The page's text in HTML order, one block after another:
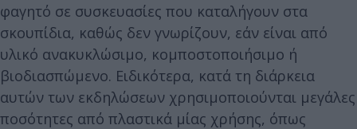
φαγητό σε συσκευασίες που καταλήγουν στα
σκουπίδια, καθώς δεν γνωρίζουν, εάν είναι από
υλικό ανακυκλώσιμο, κομποστοποιήσιμο ή
βιοδιασπώμενο. Ειδικότερα, κατά τη διάρκεια
αυτών των εκδηλώσεων χρησιμοποιούνται μεγάλες
ποσότητες από πλαστικά μίας χρήσης, όπως